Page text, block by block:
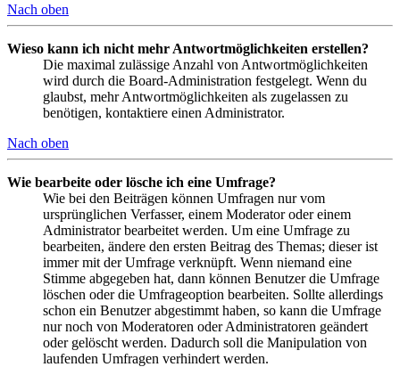
Nach oben
Wieso kann ich nicht mehr Antwortmöglichkeiten erstellen?
Die maximal zulässige Anzahl von Antwortmöglichkeiten
wird durch die Board-Administration festgelegt. Wenn du
glaubst, mehr Antwortmöglichkeiten als zugelassen zu
benötigen, kontaktiere einen Administrator.
Nach oben
Wie bearbeite oder lösche ich eine Umfrage?
Wie bei den Beiträgen können Umfragen nur vom
ursprünglichen Verfasser, einem Moderator oder einem
Administrator bearbeitet werden. Um eine Umfrage zu
bearbeiten, ändere den ersten Beitrag des Themas; dieser ist
immer mit der Umfrage verknüpft. Wenn niemand eine
Stimme abgegeben hat, dann können Benutzer die Umfrage
löschen oder die Umfrageoption bearbeiten. Sollte allerdings
schon ein Benutzer abgestimmt haben, so kann die Umfrage
nur noch von Moderatoren oder Administratoren geändert
oder gelöscht werden. Dadurch soll die Manipulation von
laufenden Umfragen verhindert werden.